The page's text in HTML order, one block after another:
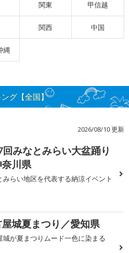
関東 甲信越
関西 中国
縄
グ【全国】
2026/08/10 更新
回みなとみらい大盆踊り
奈川県
みらい地区を代表する納涼イベント
城夏まつり／愛知県
城が夏まつりムード一色に染まる